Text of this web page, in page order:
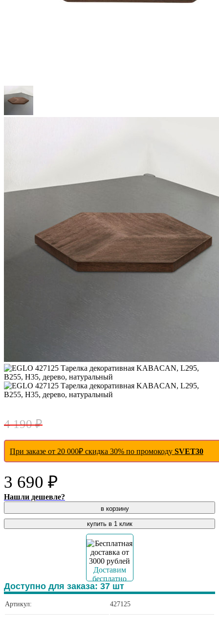
4 190 ₽
При заказе от 20 000₽ скидка 30% по промокоду SVET30
3 690 ₽
Нашли дешевле?
в корзину
купить в 1 клик
Доставим
бесплатно
Доступно для заказа: 37 шт
Артикул: 427125